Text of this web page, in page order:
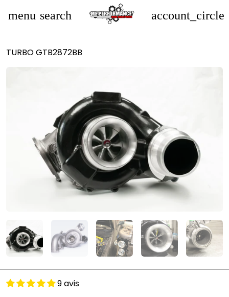
menu search account_circle
TURBO GTB2872BB
9 avis